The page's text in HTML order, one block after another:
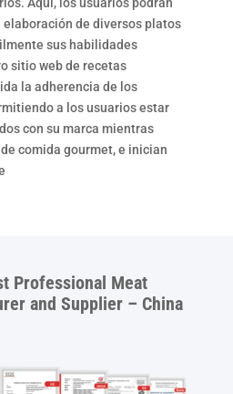
de diversos platos
sus habilidades
sitio web de recetas
la adherencia de los
a los usuarios estar
con su marca mientras
comida gourmet, e inician
Professional Meat
and Supplier – China